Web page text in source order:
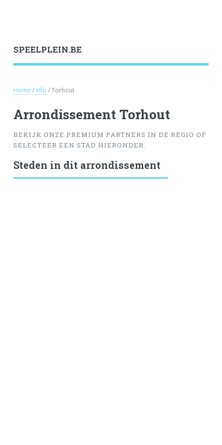
SPEELPLEIN.BE
Home / Info / Torhout
Arrondissement Torhout
BEKIJK ONZE PREMIUM PARTNERS IN DE REGIO OF
SELECTEER EEN STAD HIERONDER.
Steden in dit arrondissement